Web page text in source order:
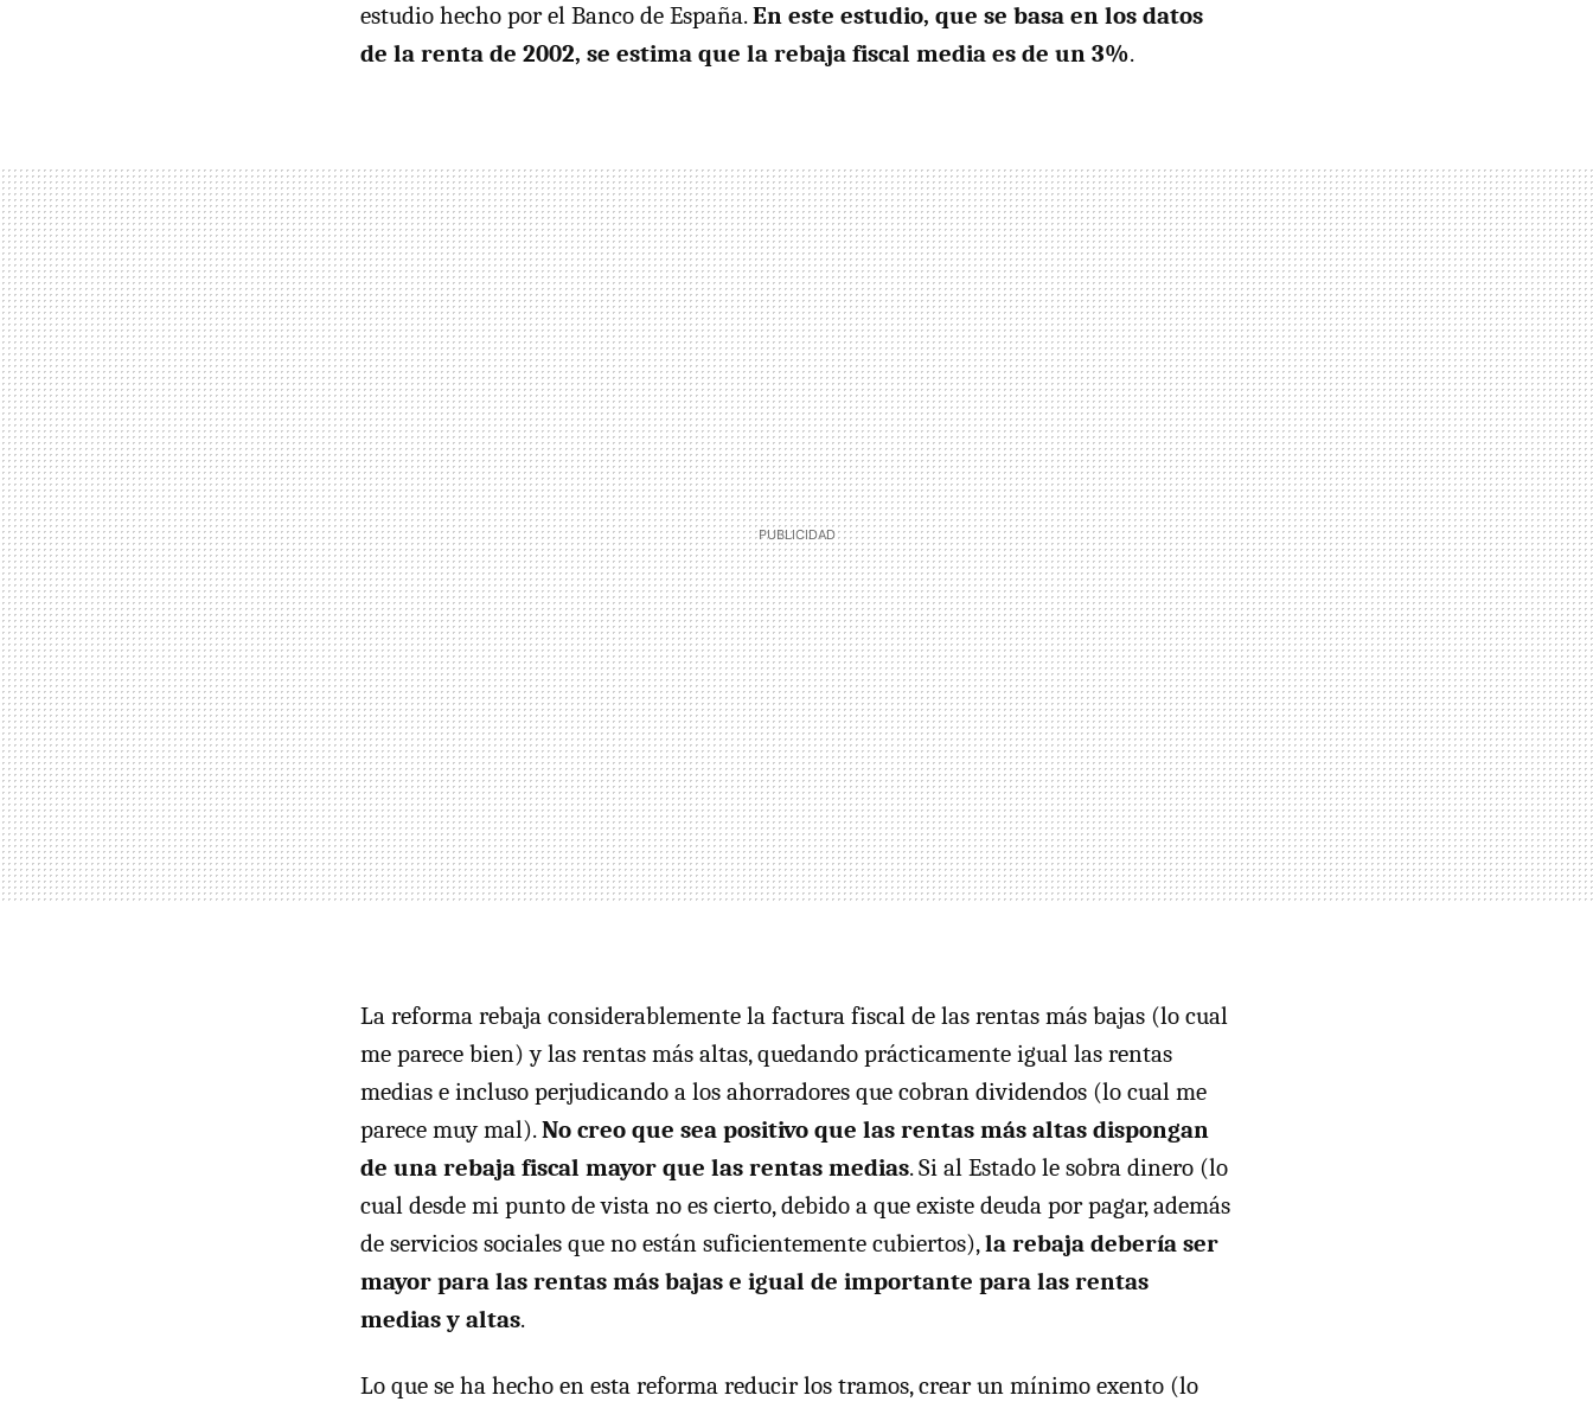
estudio hecho por el Banco de España.En este estudio, que se basa en los datos
de la renta de 2002, se estima que la rebaja fiscal media es de un 3%.
La reforma rebaja considerablemente la factura fiscal de las rentas más bajas (lo cual
me parece bien) y las rentas más altas, quedando prácticamente igual las rentas
medias e incluso perjudicando a los ahorradores que cobran dividendos (lo cual me
parece muy mal).No creo que sea positivo que las rentas más altas dispongan
de una rebaja fiscal mayor que las rentas medias. Si al Estado le sobra dinero (lo
cual desde mi punto de vista no es cierto, debido a que existe deuda por pagar, además
de servicios sociales que no están suficientemente cubiertos),la rebaja debería ser
mayor para las rentas más bajas e igual de importante para las rentas
medias y altas.
Lo que se ha hecho en esta reforma reducir los tramos, crear un mínimo exento (lo